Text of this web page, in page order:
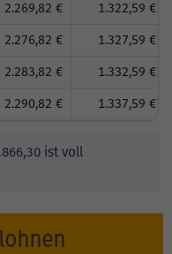
2.269,82 € 1.322,59 €
2.276,82 € 1.327,59 €
2.283,82 € 1.332,59 €
2.290,82 € 1.337,59 €
ist voll